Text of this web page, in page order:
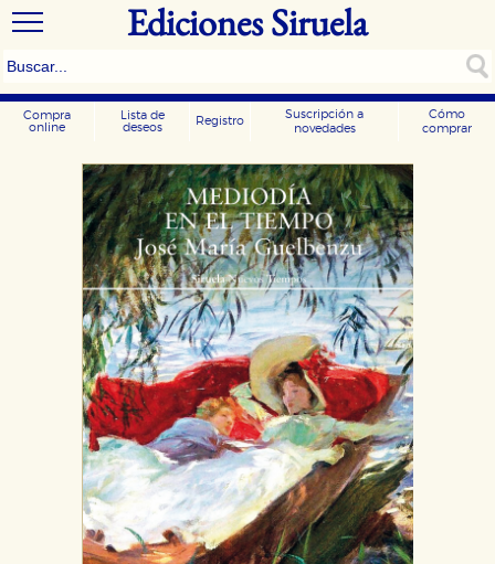
Ediciones Siruela
Compra
online
Lista de
deseos
Registro
Suscripción a
novedades
Cómo
comprar